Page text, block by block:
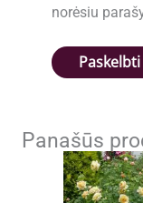
norėsiu
Panašūs